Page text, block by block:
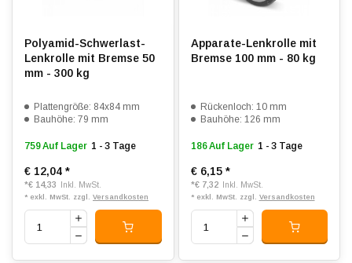
Polyamid-Schwerlast-
Lenkrolle mit Bremse 50
mm - 300 kg
Plattengröße: 84x84 mm
Bauhöhe: 79 mm
759 Auf Lager 1 - 3 Tage
€ 12,04 *
*€ 14,33 Inkl. MwSt.
* exkl. MwSt. zzgl. Versandkosten
Apparate-Lenkrolle mit
Bremse 100 mm - 80 kg
Rückenloch: 10 mm
Bauhöhe: 126 mm
186 Auf Lager 1 - 3 Tage
€ 6,15 *
*€ 7,32 Inkl. MwSt.
* exkl. MwSt. zzgl. Versandkosten